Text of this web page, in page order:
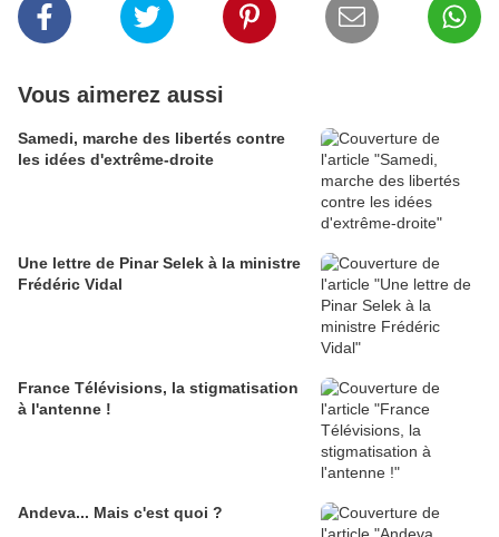
Vous aimerez aussi
Samedi, marche des libertés contre
les idées d'extrême-droite
Une lettre de Pinar Selek à la ministre
Frédéric Vidal
France Télévisions, la stigmatisation
à l'antenne !
Andeva... Mais c'est quoi ?